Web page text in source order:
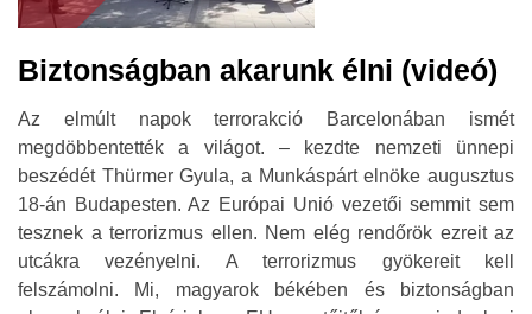
Biztonságban akarunk élni (videó)
Az elmúlt napok terrorakció Barcelonában ismét
megdöbbentették a világot. – kezdte nemzeti ünnepi
beszédét Thürmer Gyula, a Munkáspárt elnöke augusztus
18-án Budapesten. Az Európai Unió vezetői semmit sem
tesznek a terrorizmus ellen. Nem elég rendőrök ezreit az
utcákra vezényelni. A terrorizmus gyökereit kell
felszámolni. Mi, magyarok békében és biztonságban